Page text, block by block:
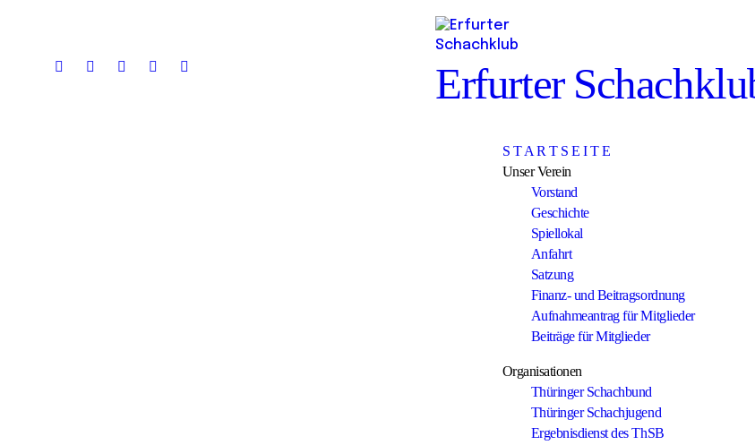
Erfurter
S T A R T S E I T E
Unser Verein
Vorstand
Geschichte
Spiellokal
Anfahrt
Satzung
Finanz- und Beitragsordnung
Aufnahmeantrag für Mitglieder
Beiträge für Mitglieder
Organisationen
Thüringer Schachbund
Thüringer Schachjugend
Ergebnisdienst des ThSB